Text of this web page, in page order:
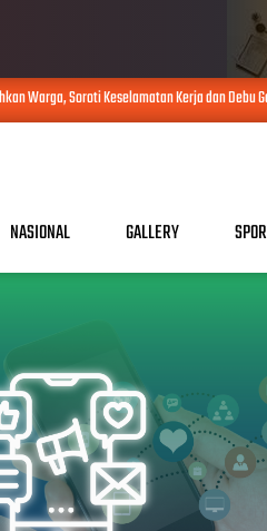
Kerja dan Debu Galian AUG 08,
NASIONAL GALLERY